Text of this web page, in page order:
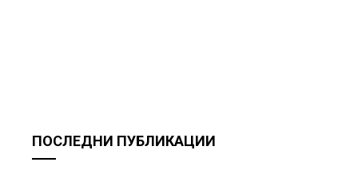
ПОСЛЕДНИ ПУБЛИКАЦИИ